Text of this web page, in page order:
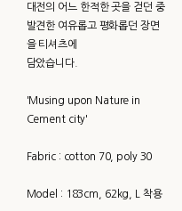
대전의 어느 한적한 곳을 걷던 중
발견한 여유롭고 평화롭던 장면
을 티셔츠에
담았습니다.
'Musing upon Nature in
Cement city'
Fabric : cotton 70, poly 30
Model : 183cm, 62kg, L 착용